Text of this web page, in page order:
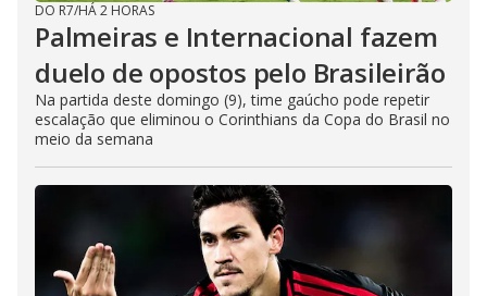
DO R7/HÁ 2 HORAS
Palmeiras e Internacional fazem
duelo de opostos pelo Brasileirão
Na partida deste domingo (9), time gaúcho pode repetir
escalação que eliminou o Corinthians da Copa do Brasil no
meio da semana